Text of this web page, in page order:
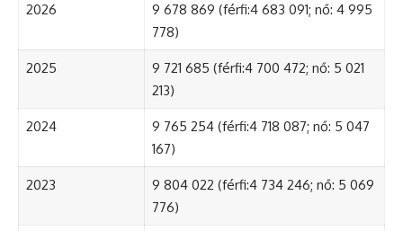
2026
9 678 869 (férfi:4 683 091; nő: 4 995
778)
2025
9 721 685 (férfi:4 700 472; nő: 5 021
213)
2024
9 765 254 (férfi:4 718 087; nő: 5 047
167)
2023
9 804 022 (férfi:4 734 246; nő: 5 069
776)